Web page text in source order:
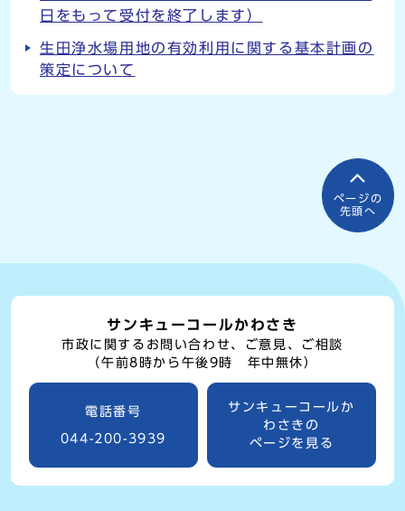
日をもって受付を終了します）
生田浄水場用地の有効利用に関する基本計画の
策定について
ページの
先頭へ
サンキューコールかわさき
市政に関するお問い合わせ、ご意見、ご相談
（午前8時から午後9時 年中無休）
電話番号
044-200-3939
サンキューコールか
わさきの
ページを見る